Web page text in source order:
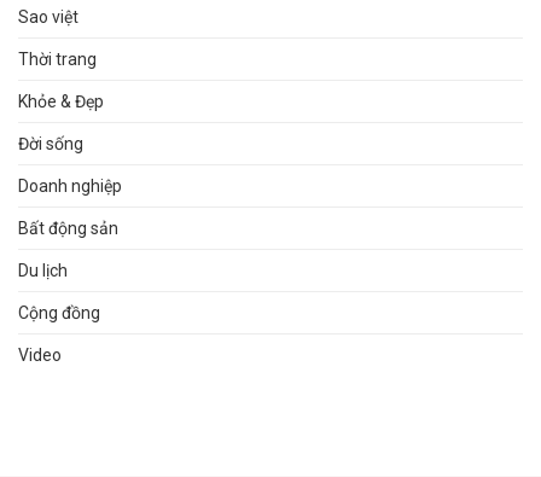
Sao việt
Thời trang
Khỏe & Đẹp
Đời sống
Doanh nghiệp
Bất động sản
Du lịch
Cộng đồng
Video